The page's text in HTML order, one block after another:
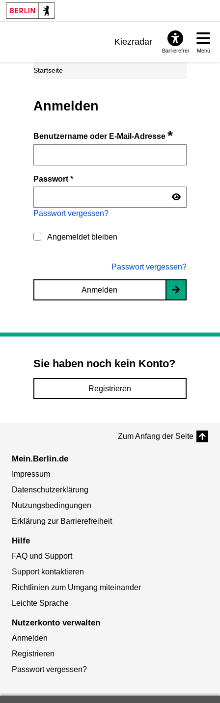
Kiezradar
Barrierefrei Menü
Startseite
Anmelden
Benutzername oder E-Mail-Adresse*
Passwort*
Passwort vergessen?
Angemeldet bleiben
Passwort vergessen?
Anmelden
Sie haben noch kein Konto?
Registrieren
Zum Anfang der Seite
Mein.Berlin.de
Impressum
Datenschutzerklärung
Nutzungsbedingungen
Erklärung zur Barrierefreiheit
Hilfe
FAQ und Support
Support kontaktieren
Richtlinien zum Umgang miteinander
Leichte Sprache
Nutzerkonto verwalten
Anmelden
Registrieren
Passwort vergessen?